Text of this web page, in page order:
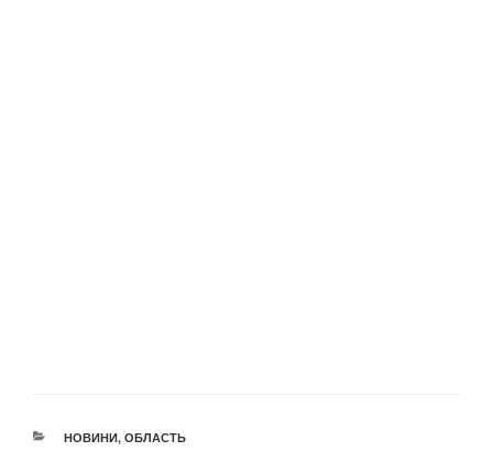
КАТЕГОРІЇ
НОВИНИ, ОБЛАСТЬ